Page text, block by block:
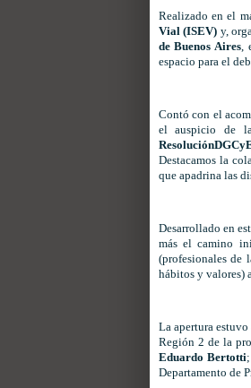
Realizado en el
Vial (ISEV) y,
de Buenos Aires,
espacio para el
Contó con el
el auspicio de
Destacamos la
que apadrina las
Desarrollado en
más el camino
(profesionales de
hábitos y valores)
La apertura
Región 2 de la
Eduardo Bertotti
Departamento de